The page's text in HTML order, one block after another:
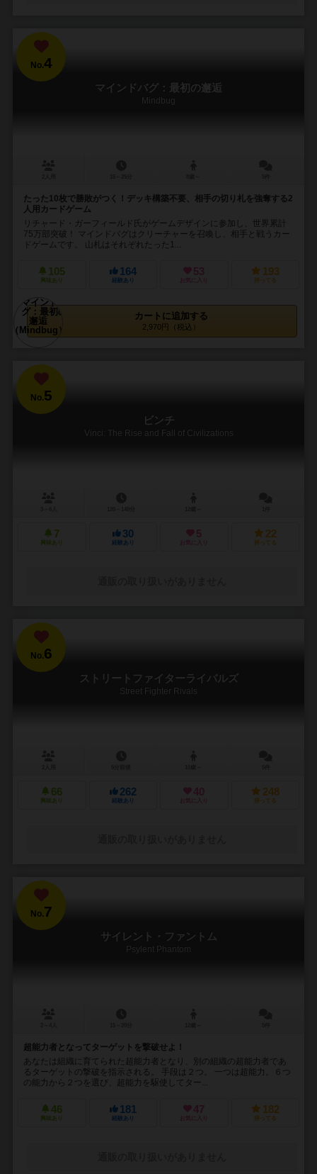
No.4
マインドバグ：最初の邂逅
Mindbug
たった10枚で勝敗がつく！デッキ構築不要、相手の切り札を強奪する2
人用カードゲーム
リチャード・ガーフィールド氏がゲームデザインに参加し、世界累計
75万部突破！ マインドバグはクリーチャーを召喚し、相手と戦うカー
ドゲームです。 山札はそれぞれたった1...
105
興味あり
164
経験あり
53
お気に入り
193
持ってる
カートに追加する
2,970円（税込）
No.5
ビンチ
Vinci: The Rise and Fall of Civilizations
7
興味あり
30
経験あり
5
お気に入り
22
持ってる
No.6
ストリートファイターライバルズ
Street Fighter Rivals
66
興味あり
262
経験あり
40
お気に入り
248
持ってる
No.7
サイレント・ファントム
Psylent Phantom
超能力者となってターゲットを撃破せよ！
あなたは組織に育てられた超能力者となり、別の組織の超能力者であ
るターゲットの撃破を指示される。 手段は２つ。 一つは超能力。６つ
の能力から２つを選び、超能力を駆使してター...
46
興味あり
181
経験あり
47
お気に入り
182
持ってる